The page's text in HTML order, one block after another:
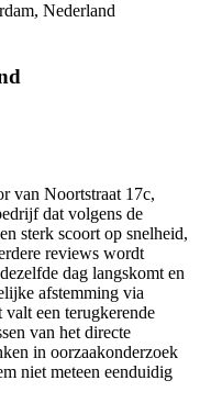
Nederland
van Noortstraat 17c,
dat volgens de
sterk scoort op snelheid,
reviews wordt
dag langskomt en
afstemming via
een terugkerende
van het directe
in oorzaakonderzoek
niet meteen eenduidig